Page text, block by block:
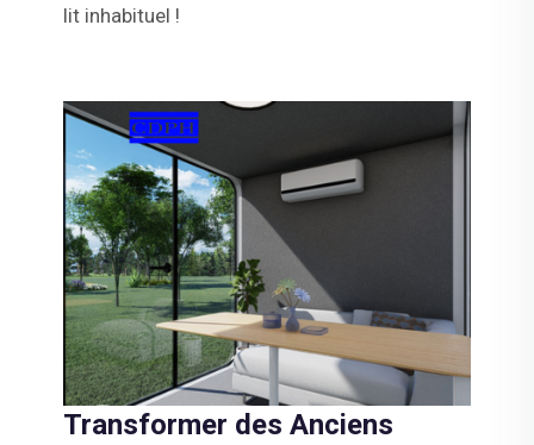
lit inhabituel !
Transformer des Anciens